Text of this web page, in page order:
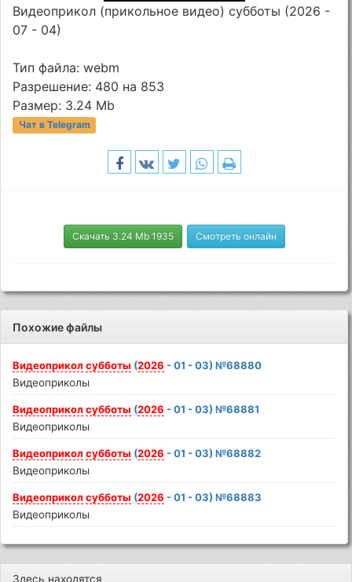
Видеоприкол (прикольное видео) субботы (2026 -
07 - 04)
Тип файла: webm
Разрешение: 480 на 853
Размер: 3.24 Mb
Чат в Telegram
Скачать 3.24 Mb 1935 Смотреть онлайн
Похожие файлы
Видеоприкол субботы (2026 - 01 - 03) №68880
Видеоприколы
Видеоприкол субботы (2026 - 01 - 03) №68881
Видеоприколы
Видеоприкол субботы (2026 - 01 - 03) №68882
Видеоприколы
Видеоприкол субботы (2026 - 01 - 03) №68883
Видеоприколы
Здесь находятся